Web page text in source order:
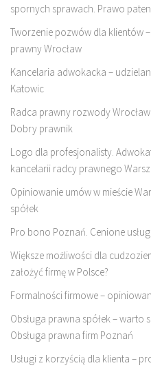
spornych sprawach. Prawo
Tworzenie pozwów dla klientów
prawny Wrocław
Kancelaria adwokacka –
Katowic
Radca prawny rozwody
Dobry prawnik
Logo dla profesjonalisty.
kancelarii radcy prawnego
Opiniowanie umów w mieście
spółek
Pro bono Poznań. Cenione
Większe możliwości dla
założyć firmę w Polsce?
Formalności firmowe –
Obsługa prawna spółek – warto
Obsługa prawna firm Poznań
Usługi z korzyścią dla klienta –